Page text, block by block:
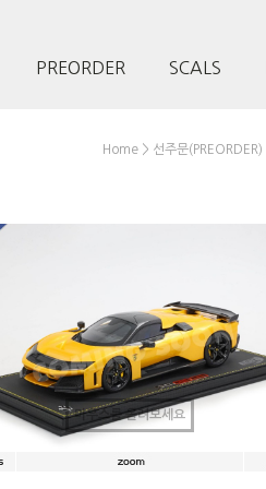
PREORDER SCALS
Home > 선주문(PREORDER)
마우스를 올려보세요